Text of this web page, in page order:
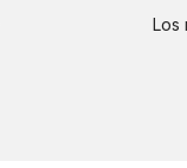
Los